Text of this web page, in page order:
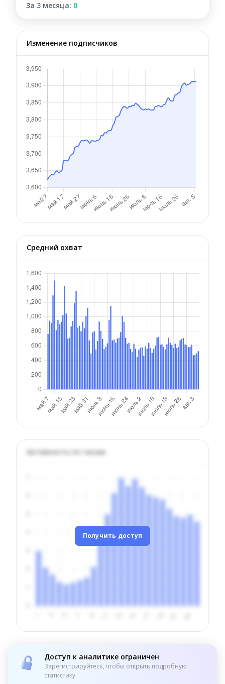
За 3 месяца: 0
Изменение подписчиков
Средний охват
Активность по часам
Получить доступ
Доступ к аналитике ограничен
Зарегистрируйтесь, чтобы открыть подробную
статистику